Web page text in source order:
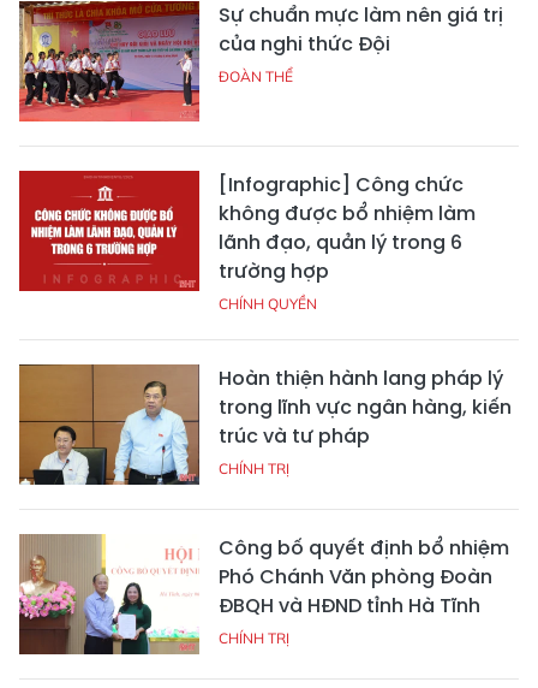
Sự chuẩn mực làm nên giá trị
của nghi thức Đội
ĐOÀN THỂ
[Infographic] Công chức
không được bổ nhiệm làm
lãnh đạo, quản lý trong 6
trường hợp
CHÍNH QUYỀN
Hoàn thiện hành lang pháp lý
trong lĩnh vực ngân hàng, kiến
trúc và tư pháp
CHÍNH TRỊ
Công bố quyết định bổ nhiệm
Phó Chánh Văn phòng Đoàn
ĐBQH và HĐND tỉnh Hà Tĩnh
CHÍNH TRỊ